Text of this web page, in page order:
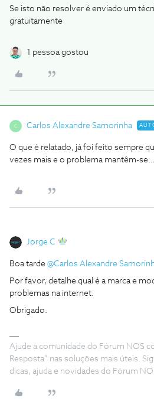
Se isto não resolver é enviado um
gratuitamente
1 pessoa gostou
C Carlos Alexandre Samorinha
O que é relatado, já foi feito sempre
vezes mais e o problema mantêm-
Jorge C
Boa tarde ​ @Carlos Alexandre
Por favor, detalhe qual é a marca e
problemas na internet.
Obrigado.
Ajude a comunidade do Fórum NOS
Resposta” nas soluções mais úteis.
dicas, ajuda e novidades do Fórum